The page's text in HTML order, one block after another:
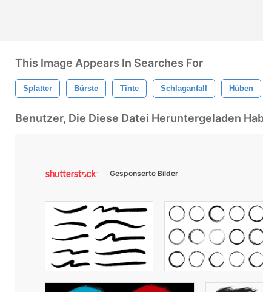
This Image Appears In Searches For
Splatter Bürste Tinte Schlaganfall Hüben
Benutzer, Die Diese Datei Heruntergeladen
Gesponserte Bilder